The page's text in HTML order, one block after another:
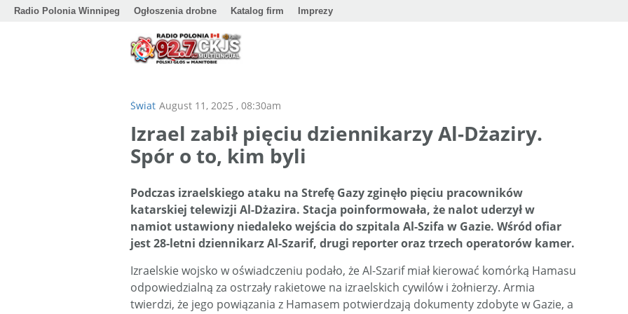
Radio Polonia Winnipeg Ogłoszenia drobne Katalog firm Imprezy
Świat August 11, 2025 , 08:30am
Izrael zabił pięciu dziennikarzy Al-Dżaziry.
Spór o to, kim byli
Podczas izraelskiego ataku na Strefę Gazy zginęło pięciu pracowników
katarskiej telewizji Al-Dżazira. Stacja poinformowała, że nalot uderzył w
namiot ustawiony niedaleko wejścia do szpitala Al-Szifa w Gazie. Wśród ofiar
jest 28-letni dziennikarz Al-Szarif, drugi reporter oraz trzech operatorów kamer.
Izraelskie wojsko w oświadczeniu podało, że Al-Szarif miał kierować komórką Hamasu
odpowiedzialną za ostrzały rakietowe na izraelskich cywilów i żołnierzy. Armia
twierdzi, że jego powiązania z Hamasem potwierdzają dokumenty zdobyte w Gazie, a